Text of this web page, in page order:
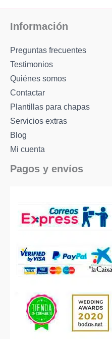
Información
Preguntas frecuentes
Testimonios
Quiénes somos
Contactar
Plantillas para chapas
Servicios extras
Blog
Mi cuenta
Pagos y envíos